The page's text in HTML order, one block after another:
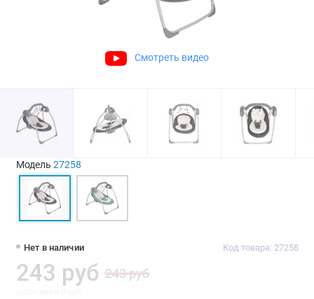
Смотреть видео
Нет в наличии Код товара: 27258
243 руб 243 руб
Модель 27258